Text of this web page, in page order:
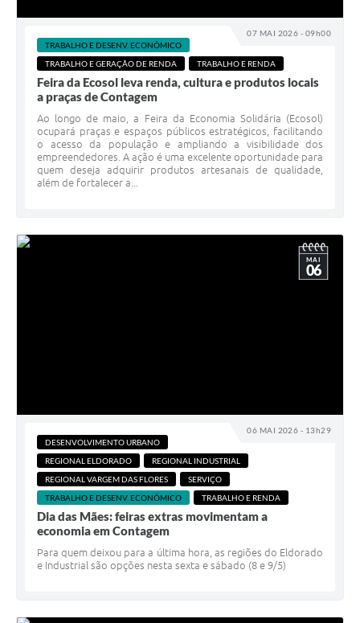
07 MAI 2026 - 09h00
TRABALHO E DESENV. ECONÔMICO
TRABALHO E GERAÇÃO DE RENDA
TRABALHO E RENDA
Feira da Ecosol leva renda, cultura e produtos locais
a praças de Contagem
Ao longo de maio, a Feira da Economia Solidária (Ecosol)
ocupará praças e espaços públicos estratégicos, facilitando
o acesso da população e ampliando a visibilidade dos
empreendedores. A ação é uma excelente oportunidade para
quem deseja adquirir produtos artesanais de qualidade,
além de fortalecer a...
06 MAI 2026 - 13h29
MAI
06
DESENVOLVIMENTO URBANO
REGIONAL ELDORADO
REGIONAL INDUSTRIAL
REGIONAL VARGEM DAS FLORES
SERVIÇO
TRABALHO E DESENV. ECONÔMICO
TRABALHO E RENDA
Dia das Mães: feiras extras movimentam a
economia em Contagem
Para quem deixou para a última hora, as regiões do Eldorado
e Industrial são opções nesta sexta e sábado (8 e 9/5)